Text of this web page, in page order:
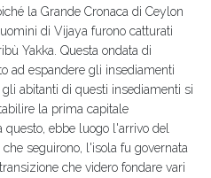
la Grande Cronaca di Ceylon
di Vijaya furono catturati
Yakka. Questa ondata di
ad espandere gli insediamenti
abitanti di questi insediamenti si
la prima capitale
ebbe luogo l'arrivo del
seguirono, l'isola fu governata
che videro fondare vari